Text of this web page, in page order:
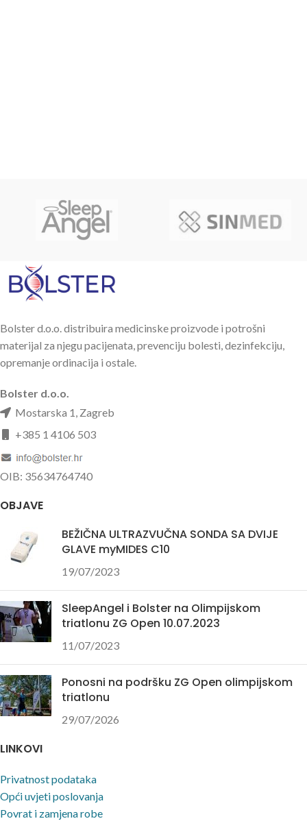
Bolster d.o.o. distribuira medicinske proizvode i potrošni
materijal za njegu pacijenata, prevenciju bolesti, dezinfekciju,
opremanje ordinacija i ostale.
Bolster d.o.o.
Mostarska 1, Zagreb
+385 1 4106 503
OIB: 35634764740
OBJAVE
BEŽIČNA ULTRAZVUČNA SONDA SA DVIJE
GLAVE myMIDES C10
19/07/2023
SleepAngel i Bolster na Olimpijskom
triatlonu ZG Open 10.07.2023
11/07/2023
Ponosni na podršku ZG Open olimpijskom
triatlonu
29/07/2026
LINKOVI
Privatnost podataka
Opći uvjeti poslovanja
Povrat i zamjena robe